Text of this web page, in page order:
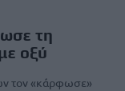
τη
οξύ
τον «κάρφωσε»